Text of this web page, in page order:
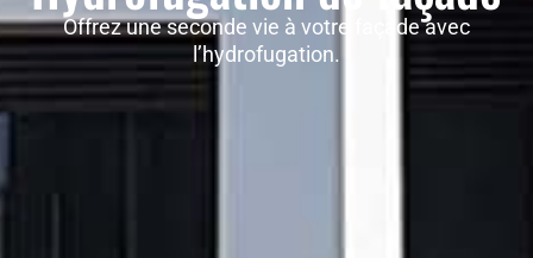
Offrez une seconde vie à votre façade avec
l’hydrofugation.